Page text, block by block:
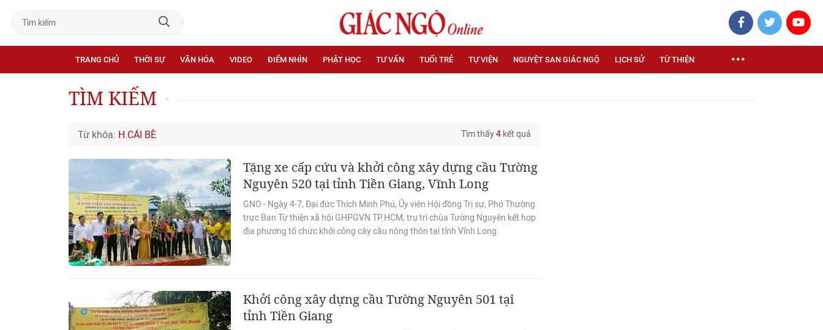
TRANG CHỦ THỜI SỰ VĂN HÓA VIDEO ĐIỂM NHÌN PHẬT HỌC TƯ VẤN TUỔI TRẺ TỰ VIỆN NGUYỆT SAN GIÁC NGỘ LỊCH SỬ TỪ THIỆN
TÌM KIẾM
Từ khóa: H.CÁI BÈ Tìm thấy4 kết quả
Tặng xe cấp cứu và khởi công xây dựng cầu Tường
Nguyên 520 tại tỉnh Tiền Giang, Vĩnh Long
GNO - Ngày 4-7, Đại đức Thích Minh Phú, Ủy viên Hội đồng Trị sự, Phó Thường
trực Ban Từ thiện xã hội GHPGVN TP.HCM, trụ trì chùa Tường Nguyên kết hợp
địa phương tổ chức khởi công cây cầu nông thôn tại tỉnh Vĩnh Long.
Khởi công xây dựng cầu Tường Nguyên 501 tại
tỉnh Tiền Giang